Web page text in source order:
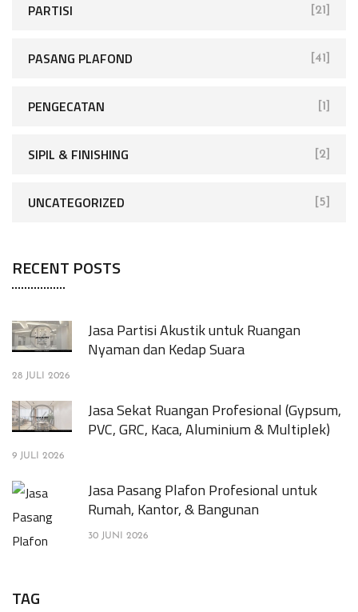
PARTISI [21]
PASANG PLAFOND [41]
PENGECATAN [1]
SIPIL & FINISHING [2]
UNCATEGORIZED [5]
RECENT POSTS
Jasa Partisi Akustik untuk Ruangan
Nyaman dan Kedap Suara
28 JULI 2026
Jasa Sekat Ruangan Profesional (Gypsum,
PVC, GRC, Kaca, Aluminium & Multiplek)
9 JULI 2026
Jasa Pasang Plafon Profesional untuk
Rumah, Kantor, & Bangunan
30 JUNI 2026
TAG